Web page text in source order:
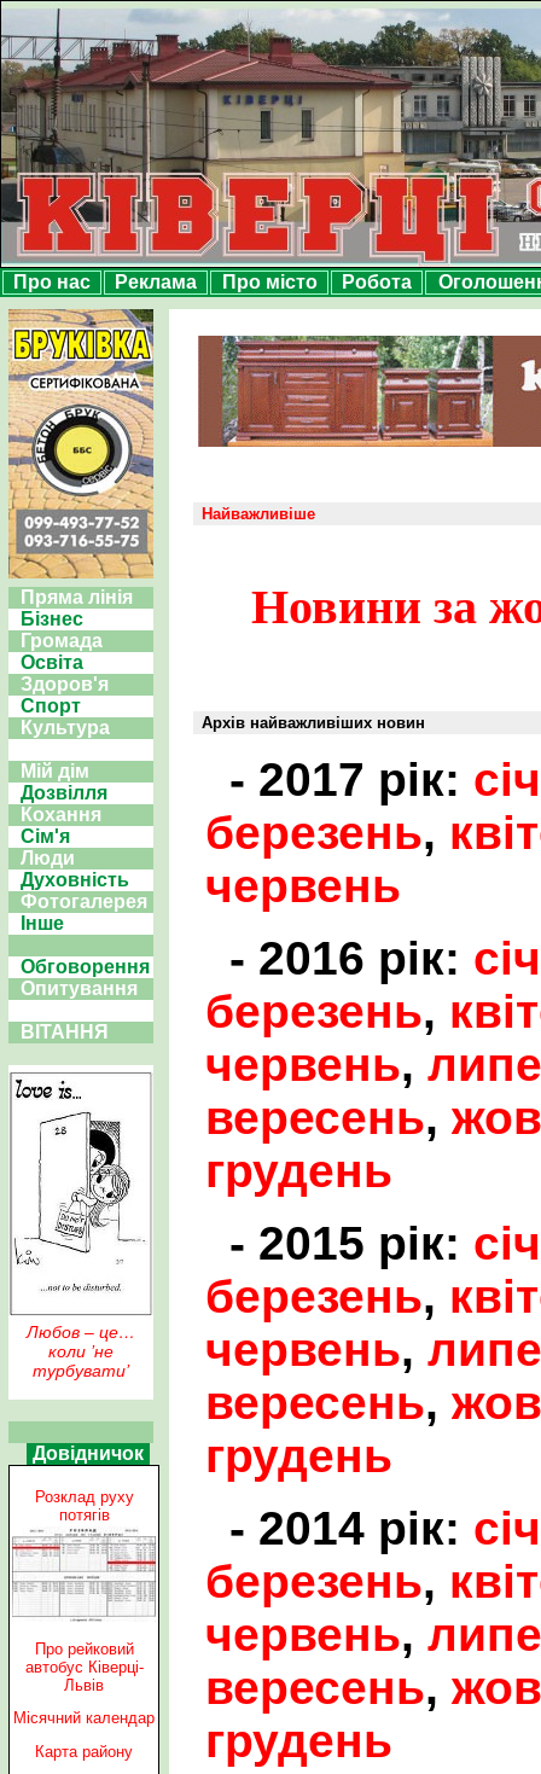
Про нас Реклама Про місто Робота
Пряма лінія
Бізнес
Громада
Освіта
Здоров'я
Спорт
Культура
Мій дім
Дозвілля
Кохання
Сім'я
Люди
Духовність
Фотогалерея
Інше
Обговорення
Опитування
ВІТАННЯ
Любов – це…
коли ’не
турбувати’
Довідничок
Розклад руху
потягів
Про рейковий
автобус Ківерці-
Львів
Місячний календар
Карта району
Найважливіше
Новини за
Архів найважливіших новин
- 2017 рік:
березень,
червень
- 2016 рік:
березень,
червень,
вересень,
грудень
- 2015 рік:
березень,
червень,
вересень,
грудень
- 2014 рік:
березень,
червень,
вересень,
грудень